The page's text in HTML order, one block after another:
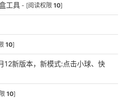
工具 - [阅读权限 10]
10]
12新版本，新模式:点击小球、快
10]